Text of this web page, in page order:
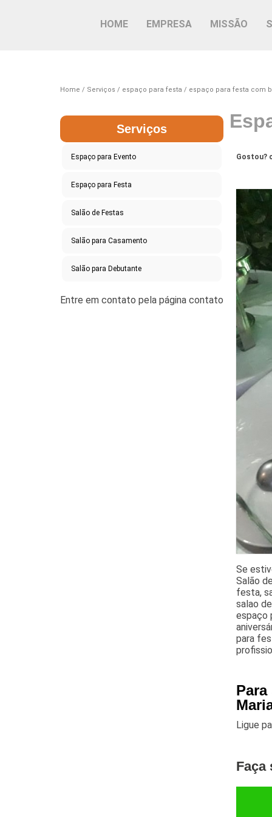
HOME EMPRESA MISSÃO
Home Serviços espaço para festa espaço para festa com
Serviços
Espaço para Evento
Espaço para Festa
Salão de Festas
Salão para Casamento
Salão para Debutante
Gostou?
Se
Salão
festa,
salao
espaço
para
Ligue
Faça